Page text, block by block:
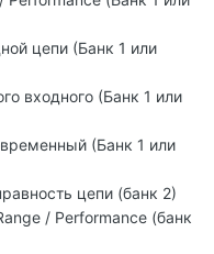
цепи (Банк 1 или
входного (Банк 1 или
(Банк 1 или
цепи (банк 2)
/ Performance (банк